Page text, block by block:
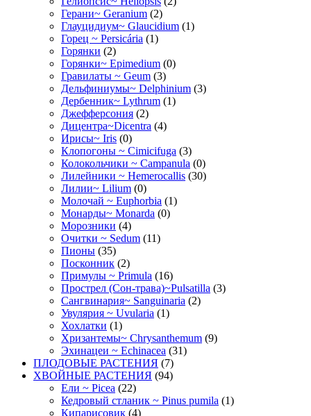
Герани~ Geranium (2)
Глауцидиум~ Glaucidium (1)
Горец ~ Persicária (1)
Горянки (2)
Горянки~ Epimedium (0)
Гравилаты ~ Geum (3)
Дельфиниумы~ Delphinium (3)
Дербенник~ Lythrum (1)
Джефферсония (2)
Дицентра~Dicentra (4)
Ирисы~ Iris (0)
Клопогоны ~ Cimicifuga (3)
Колокольчики ~ Campanula (0)
Лилейники ~ Hemerocallis (30)
Лилии~ Lilium (0)
Молочай ~ Euphorbia (1)
Монарды~ Monarda (0)
Морозники (4)
Очитки ~ Sedum (11)
Пионы (35)
Посконник (2)
Примулы ~ Primula (16)
Прострел (Сон-трава)~Pulsatilla (3)
Сангвинария~ Sanguinaria (2)
Увулярия ~ Uvularia (1)
Хохлатки (1)
Хризантемы~ Chrysanthemum (9)
Эхинацеи ~ Echinacea (31)
ПЛОДОВЫЕ РАСТЕНИЯ (7)
ХВОЙНЫЕ РАСТЕНИЯ (94)
Ели ~ Picea (22)
Кедровый стланик ~ Pinus pumila (1)
Кипарисовик (4)